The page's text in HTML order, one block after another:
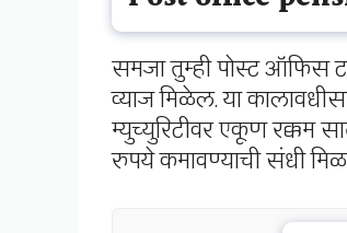
समजा तुम्ही पोस्ट ऑफिस
व्याज मिळेल. या
म्युच्युरिटीवर एकूण रक्कम
रुपये कमावण्याची संधी